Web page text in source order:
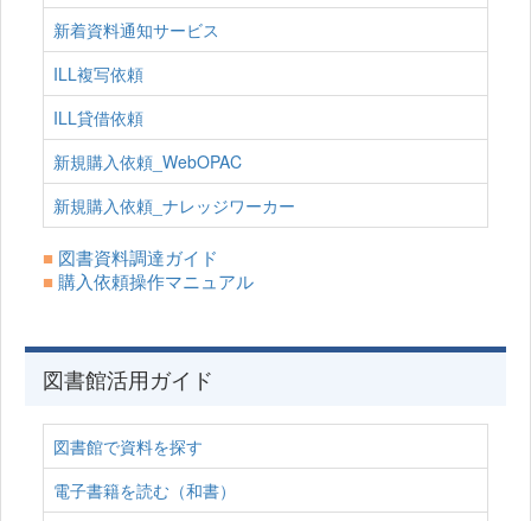
新着資料通知サービス
ILL複写依頼
ILL貸借依頼
新規購入依頼_WebOPAC
新規購入依頼_ナレッジワーカー
■ 図書資料調達ガイド
■購入依頼操作マニュアル
図書館活用ガイド
図書館で資料を探す
電子書籍を読む（和書）